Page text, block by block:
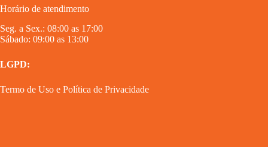
Horário de atendimento
Seg. a Sex.: 08:00 as 17:00
Sábado: 09:00 as 13:00
LGPD:
Termo de Uso e Política de Privacidade